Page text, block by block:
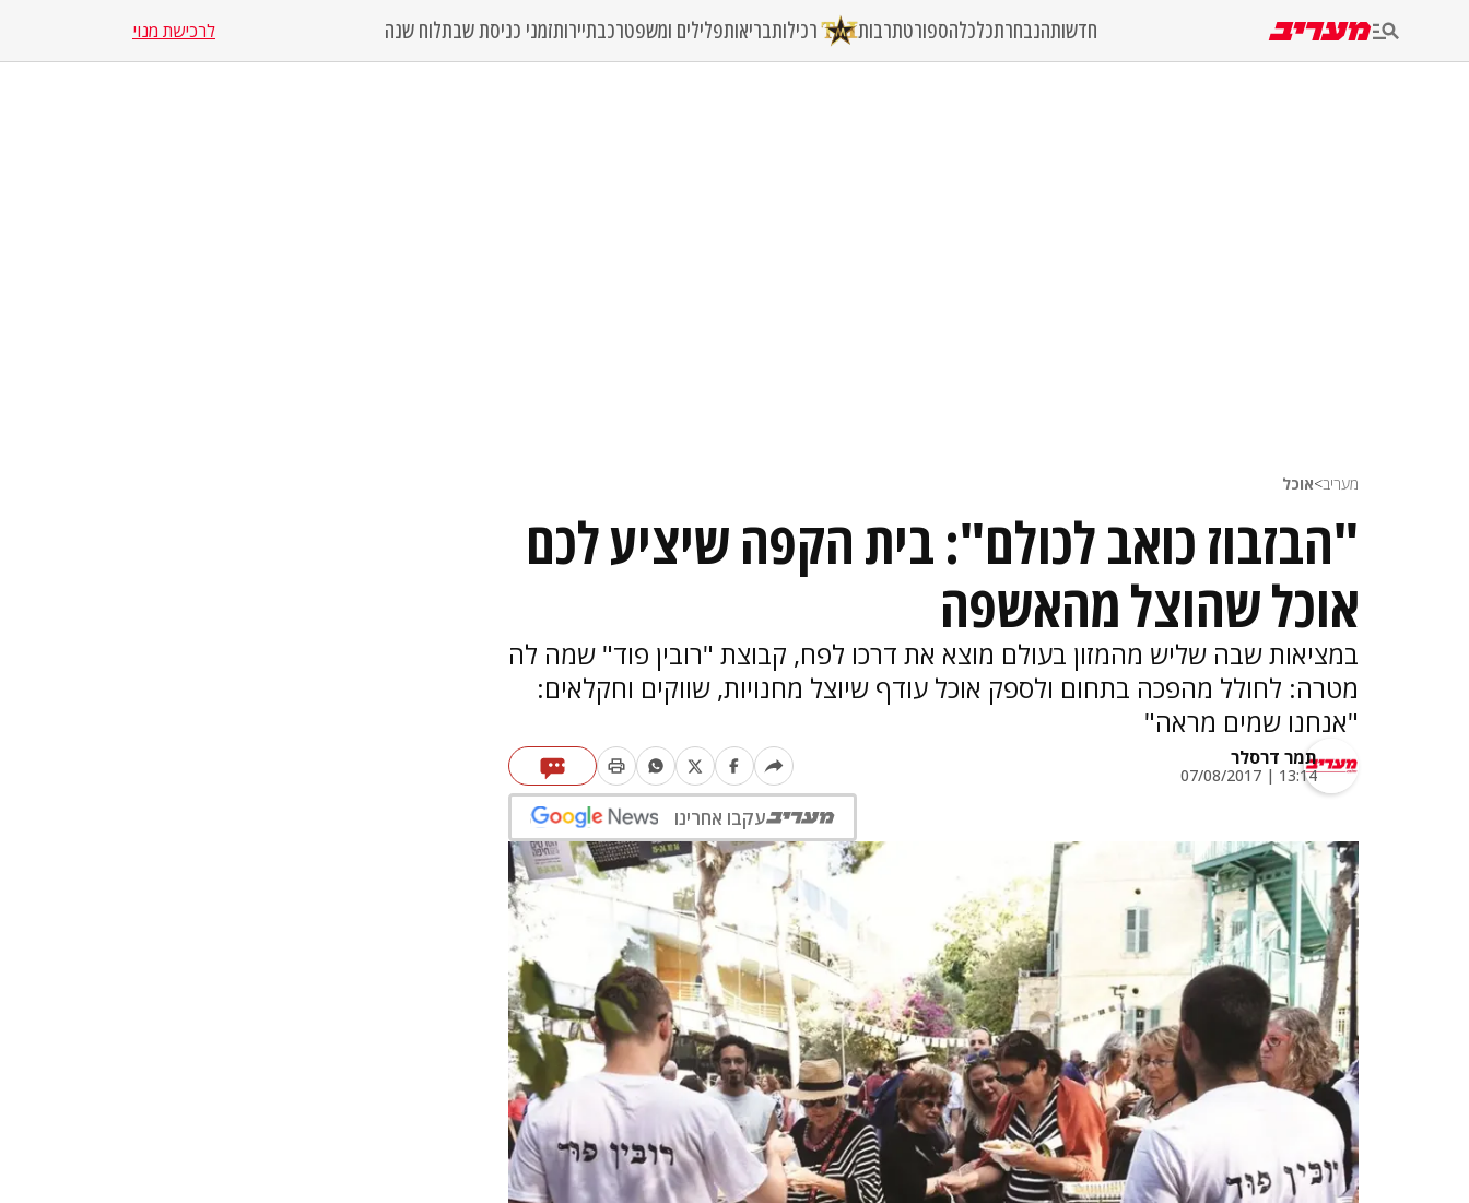
חדשותהנבחרתכלכלהספורטתרבות רכילותבריאותפלילים ומשפטרכבתיירותזמני כניסת שבתלוח שנה לרכישת מנוי
מעריב>אוכל
"הבזבוז כואב לכולם": בית הקפה שיציע לכם
אוכל שהוצל מהאשפה
במציאות שבה שליש מהמזון בעולם מוצא את דרכו לפח, קבוצת "רובין פוד" שמה לה
מטרה: לחולל מהפכה בתחום ולספק אוכל עודף שיוצל מחנויות, שווקים וחקלאים:
"אנחנו שמים מראה"
תמר דרסלר
13:14 | 07/08/2017
עקבו אחרינו